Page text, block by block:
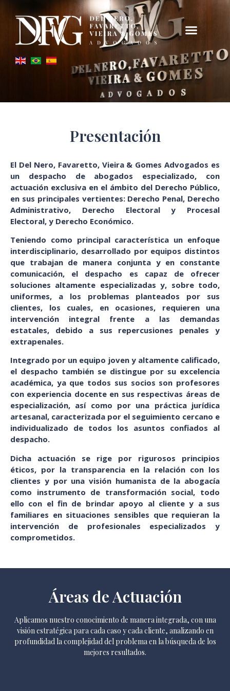
Presentación
El Del Nero, Favaretto, Vieira & Gomes Advogados es
un despacho de abogados especializado, con
actuación exclusiva en el ámbito del Derecho Público,
en sus principales vertientes: Derecho Penal, Derecho
Administrativo, Derecho Electoral y Procesal
Electoral, y Derecho Económico.
Teniendo como principal característica un enfoque
interdisciplinario, desarrollado por equipos distintos
que trabajan de manera conjunta y en constante
comunicación, el despacho es capaz de ofrecer
soluciones altamente especializadas y, sobre todo,
uniformes, a los problemas planteados por sus
clientes, los cuales, en ocasiones, requieren una
intervención integral frente a las demandas
estatales, debido a sus repercusiones penales y
extrapenales.
Integrado por un equipo joven y altamente calificado,
el despacho también se distingue por su excelencia
académica, ya que todos sus socios son profesores
con experiencia docente en sus respectivas áreas de
especialización, así como por una práctica jurídica
artesanal, caracterizada por el seguimiento cercano e
individualizado de todos los asuntos confiados al
despacho.
Dicha actuación se rige por rigurosos principios
éticos, por la transparencia en la relación con los
clientes y por una visión humanista de la abogacía
como instrumento de transformación social, todo
ello con el fin de brindar apoyo al cliente y a sus
familiares en situaciones sensibles que requieran la
intervención de profesionales especializados y
comprometidos.
Áreas de Actuación
Aplicamos nuestro conocimiento de manera integrada, con una
visión estratégica para cada caso y cada cliente, analizando en
profundidad la complejidad del problema en la búsqueda de los
mejores resultados.